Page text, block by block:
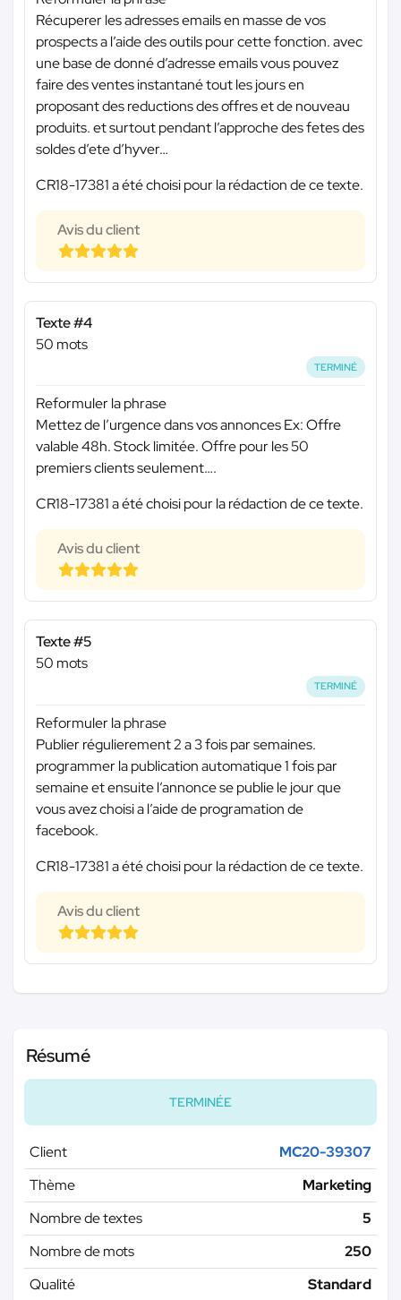
Récuperer les adresses emails en masse de vos
prospects a l’aide des outils pour cette fonction. avec
une base de donné d’adresse emails vous pouvez
faire des ventes instantané tout les jours en
proposant des reductions des offres et de nouveau
produits. et surtout pendant l’approche des fetes des
soldes d’ete d’hyver…
CR18-17381 a été choisi pour la rédaction de ce texte.
Avis du client
Texte #4
50 mots
TERMINÉ
Reformuler la phrase
Mettez de l’urgence dans vos annonces Ex: Offre
valable 48h. Stock limitée. Offre pour les 50
premiers clients seulement….
CR18-17381 a été choisi pour la rédaction de ce texte.
Avis du client
Texte #5
50 mots
TERMINÉ
Reformuler la phrase
Publier régulierement 2 a 3 fois par semaines.
programmer la publication automatique 1 fois par
semaine et ensuite l’annonce se publie le jour que
vous avez choisi a l’aide de programation de
facebook.
CR18-17381 a été choisi pour la rédaction de ce texte.
Avis du client
Résumé
TERMINÉE
Client
MC20-39307
Thème
Marketing
Nombre de textes
5
Nombre de mots
250
Qualité
Standard